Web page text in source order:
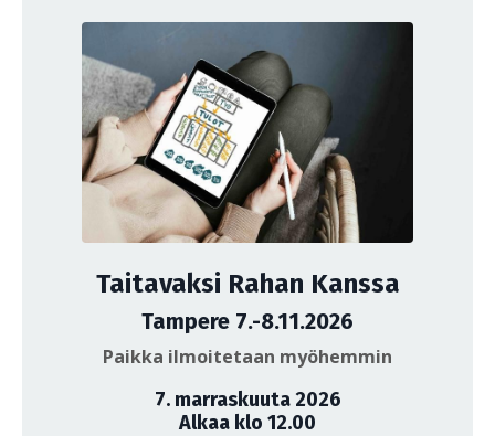
Taitavaksi Rahan Kanssa
Tampere 7.-8.11.2026
Paikka ilmoitetaan myöhemmin
7. marraskuuta 2026
Alkaa klo 12.00